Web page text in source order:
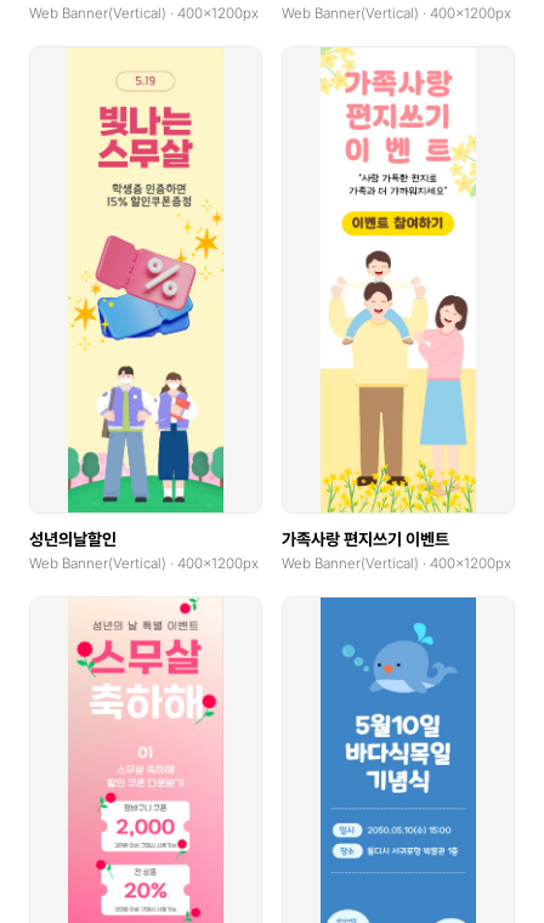
Web Banner(Vertical) · 400x1200px Web Banner(Vertical) · 400x1200px
성년의날할인
Web Banner(Vertical) · 400x1200px
가족사랑 편지쓰기 이벤트
Web Banner(Vertical) · 400x1200px